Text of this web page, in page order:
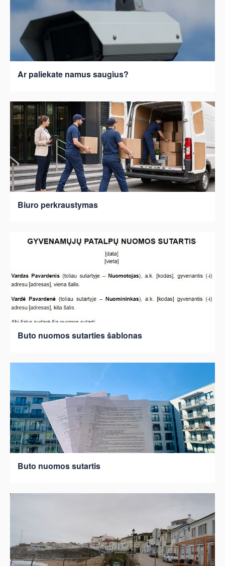
Ar paliekate namus saugius?
Biuro perkraustymas
Buto nuomos sutarties šablonas
Buto nuomos sutartis